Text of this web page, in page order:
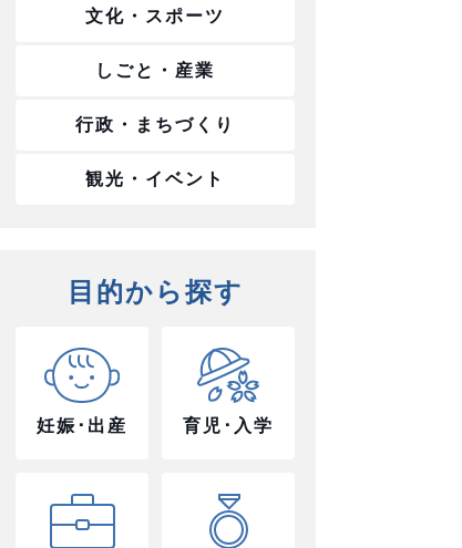
文化・スポーツ
しごと・産業
行政・まちづくり
観光・イベント
目的から探す
妊娠･出産 育児･入学